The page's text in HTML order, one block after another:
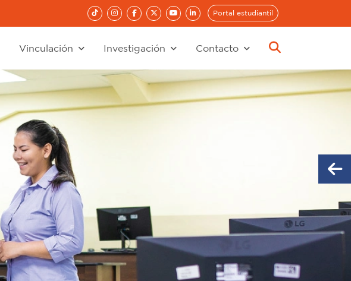
Portal estudiantil
Vinculación Investigación Contacto